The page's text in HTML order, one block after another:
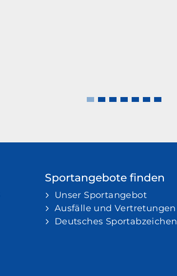
Sportangebote finden
Unser Sportangebot
Ausfälle und Vertretungen
Deutsches Sportabzeichen